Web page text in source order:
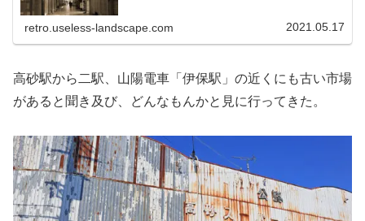
retro.useless-landscape.com 2021.05.17
高砂駅から二駅、山陽電車「伊保駅」の近くにも古い市場
があると聞き及び、どんなもんかと見に行ってきた。